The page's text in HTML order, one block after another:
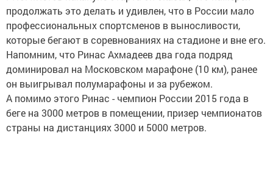
продолжать это делать и удивлен, что в России мало
профессиональных спортсменов в выносливости,
которые бегают в соревнованиях на стадионе и вне его.
Напомним, что Ринас Ахмадеев два года подряд
доминировал на Московском марафоне (10 км), ранее
он выигрывал полумарафоны и за рубежом.
А помимо этого Ринас - чемпион России 2015 года в
беге на 3000 метров в помещении, призер чемпионатов
страны на дистанциях 3000 и 5000 метров.